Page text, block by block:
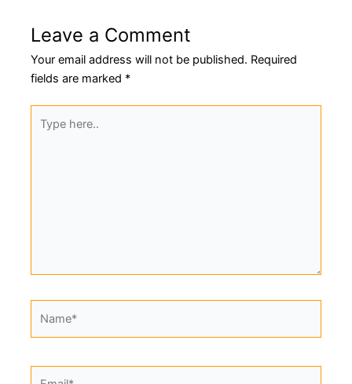
Leave a Comment
Your email address will not be published. Required
fields are marked *
here..